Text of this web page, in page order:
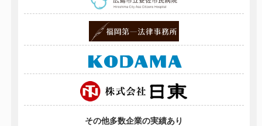
その他多数企業の実績あり